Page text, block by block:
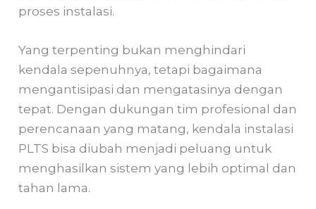
proses instalasi.
Yang terpenting bukan menghindari
kendala sepenuhnya, tetapi bagaimana
mengantisipasi dan mengatasinya dengan
tepat. Dengan dukungan tim profesional dan
perencanaan yang matang, kendala instalasi
PLTS bisa diubah menjadi peluang untuk
menghasilkan sistem yang lebih optimal dan
tahan lama.